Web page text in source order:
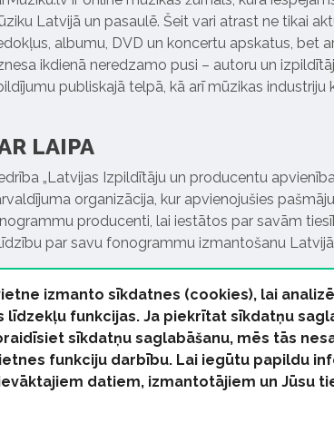
Latvijā un pasaulē. Šeit vari atrast ne tikai
albumu, DVD un koncertu apskatus, bet
ikdienā neredzamo pusi – autoru un
publiskajā telpā, kā arī mūzikas industriju
LAIPA
„Latvijas Izpildītāju un producentu
organizācija, kur apvienojušies
producenti, lai iestātos par savām
par savu fonogrammu izmantošanu
parmuziku.lv, visas tiesības paturētas
izmanto sīkdatnes (cookies), lai
līdzekļu funkcijas. Ja piekrītat sīkdatņu
sīkdatņu saglabāšanu, mēs tās
funkciju darbību. Lai iegūtu papildu
datiem, izmantotājiem un Jūsu